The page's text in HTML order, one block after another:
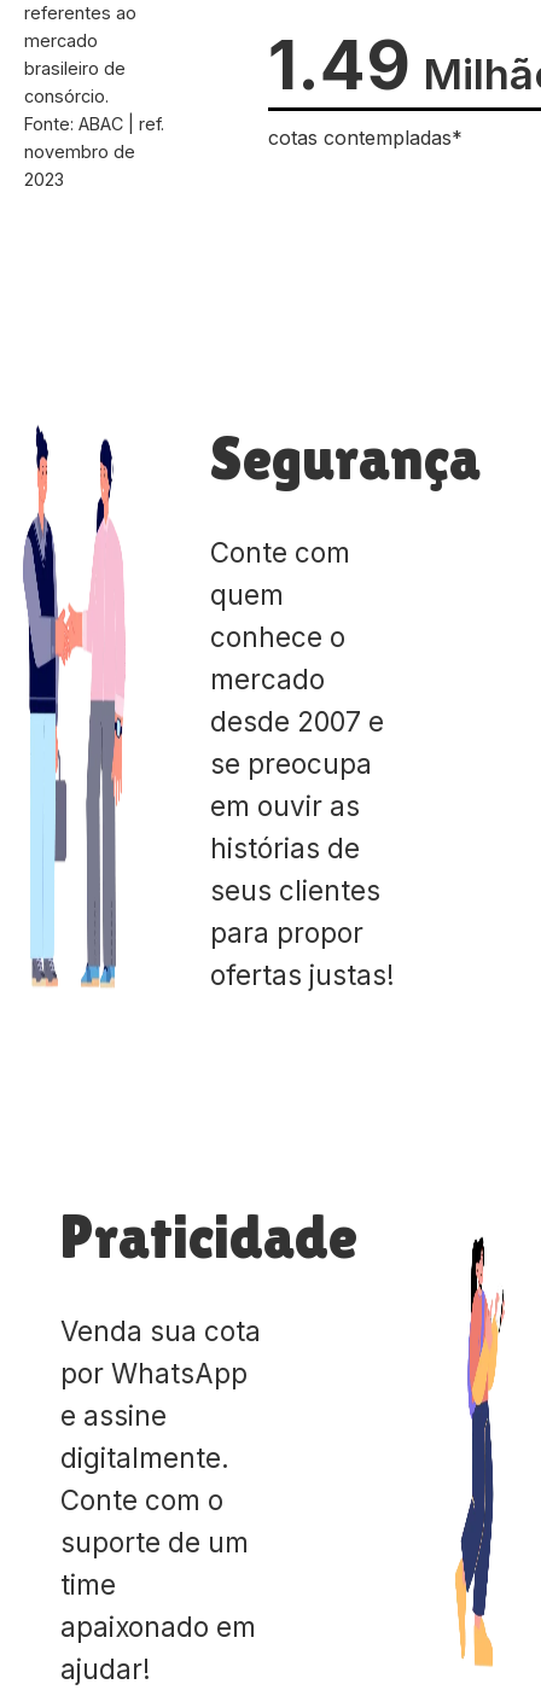
referentes ao
mercado
brasileiro de
consórcio.
Fonte: ABAC | ref.
novembro de
2023
1.49
cotas contempladas*
Segurança
Conte com
quem
conhece o
mercado
desde 2007 e
se preocupa
em ouvir as
histórias de
seus clientes
para propor
ofertas justas!
Praticidade
Venda sua cota
por WhatsApp
e assine
digitalmente.
Conte com o
suporte de um
time
apaixonado em
ajudar!